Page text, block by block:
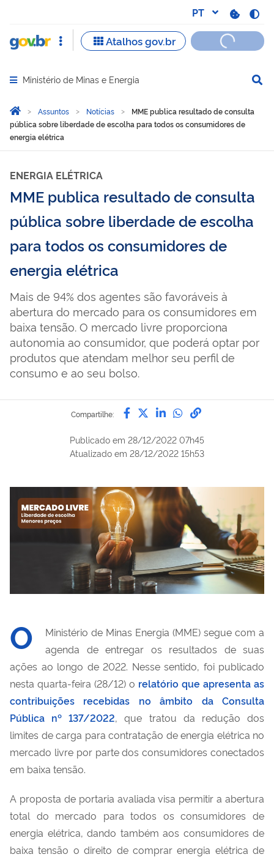
Abrir menu principal de navegação
Ministério de Minas e Energia
Você está aqui:
Página Inicial
Assuntos Notícias
MME publica resultado de consulta
pública sobre liberdade de escolha para todos os consumidores de
energia elétrica
ENERGIA ELÉTRICA
MME publica resultado de consulta
pública sobre liberdade de escolha
para todos os consumidores de
energia elétrica
Mais de 94% dos agentes são favoráveis à
abertura do mercado para os consumidores em
baixa tensão. O mercado livre proporciona
autonomia ao consumidor, que poderá optar por
produtos que atendam melhor seu perfil de
consumo e ao seu bolso.
Compartilhe: Compartilhe por Facebook
Compartilhe por Twitter
Compartilhe por
Compartilhe
link para
Publicado em 28/12/2022 07h45
Atualizado em 28/12/2022 15h53
O
Ministério de Minas Energia (MME) segue com a
agenda de entregar os resultados de suas
ações ao longo de 2022. Nesse sentido, foi publicado
nesta quarta-feira (28/12) o relatório que apresenta as
contribuições recebidas no âmbito da Consulta
Pública nº 137/2022, que tratou da redução dos
limites de carga para contratação de energia elétrica no
mercado livre por parte dos consumidores conectados
em baixa tensão.
A proposta de portaria avaliada visa permitir a abertura
total do mercado para todos os consumidores de
energia elétrica, dando também aos consumidores de
baixa tensão o direito de comprar energia elétrica de